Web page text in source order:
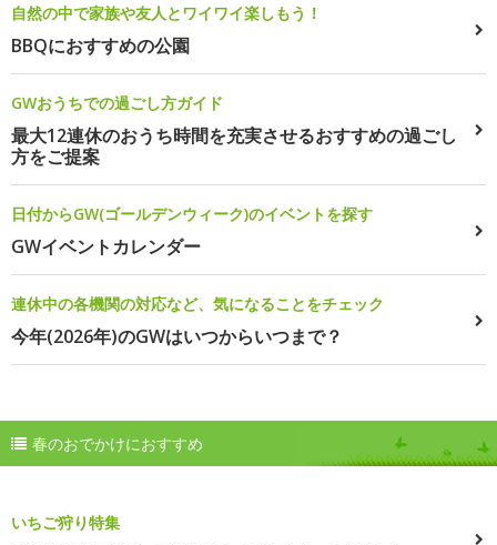
自然の中で家族や友人とワイワイ楽しもう！
BBQにおすすめの公園
GWおうちでの過ごし方ガイド
最大12連休のおうち時間を充実させるおすすめの過ごし
方をご提案
日付からGW(ゴールデンウィーク)のイベントを探す
GWイベントカレンダー
連休中の各機関の対応など、気になることをチェック
今年(2026年)のGWはいつからいつまで？
春のおでかけにおすすめ
いちご狩り特集